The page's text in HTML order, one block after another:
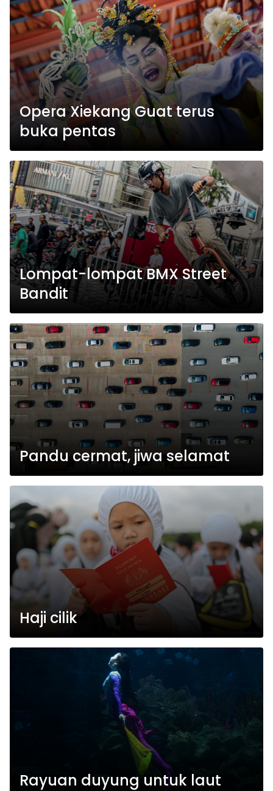
Opera Xiekang Guat terus
buka pentas
Lompat-lompat BMX Street
Bandit
Pandu cermat, jiwa selamat
Haji cilik
Rayuan duyung untuk laut